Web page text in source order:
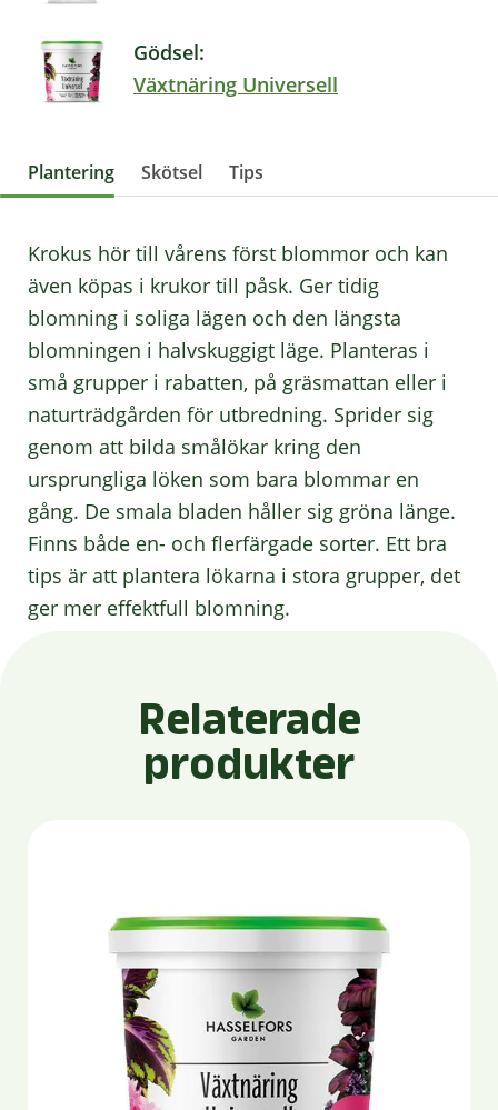
Gödsel:
Växtnäring Universell
Plantering Skötsel Tips
Krokus hör till vårens först blommor och kan
även köpas i krukor till påsk. Ger tidig
blomning i soliga lägen och den längsta
blomningen i halvskuggigt läge. Planteras i
små grupper i rabatten, på gräsmattan eller i
naturträdgården för utbredning. Sprider sig
genom att bilda smålökar kring den
ursprungliga löken som bara blommar en
gång. De smala bladen håller sig gröna länge.
Finns både en- och flerfärgade sorter. Ett bra
tips är att plantera lökarna i stora grupper, det
ger mer effektfull blomning.
Relaterade
produkter